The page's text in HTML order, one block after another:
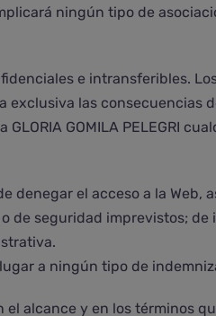
ningún tipo de
e intransferibles.
las consecuencias
GOMILA PELEGRI
denegar el acceso a la
de seguridad imprevistos;
a ningún tipo de
alcance y en los términos